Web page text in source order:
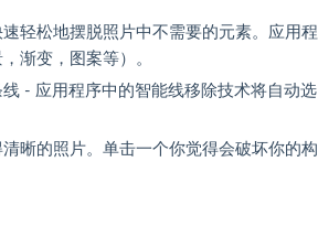
轻松地摆脱照片中不需要的元素。应用程
渐变，图案等）。
- 应用程序中的智能线移除技术将自动选
晰的照片。单击一个你觉得会破坏你的构